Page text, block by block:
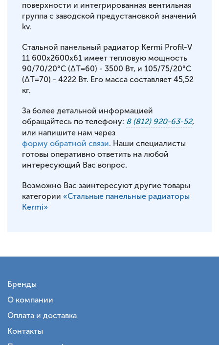
поверхности и интегрированная вентильная
группа с заводской предустановкой значений
kv.
Стальной панельный радиатор Kermi Profil-V
11 600x2600x61 имеет тепловую мощность
90/70/20°С (ΔT=60) - 3500 Вт, и 105/75/20°С
(ΔT=70) - 4222 Вт. Его масса составляет 45,52
кг.
За более детальной информацией
обращайтесь по телефону: 8 (812) 920-63-52,
или напишите нам через
форму обратной связи. Наши специалисты
готовы оперативно ответить на любой
интересующий Вас вопрос.
Возможно Вас заинтересуют другие товары
категории «Стальные панельные радиаторы
Kermi»
Бренды
О компании
Оплата и доставка
Контакты